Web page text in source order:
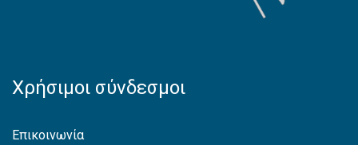
Χρήσιμοι σύνδεσμοι
Επικοινωνία